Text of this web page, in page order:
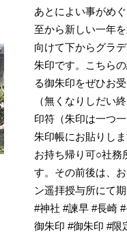
あとによい事がめ
至から新しい一年
向けて下からグラ
朱印です。こちら
る御朱印をぜひお
（無くなりしだい
印符（朱印は一つ
朱印帳にお貼りし
お持ち帰り可○社務
す。その前後は、
ン遥拝授与所にて
#神社 #諫早 #長崎
御朱印 #御朱印 #限